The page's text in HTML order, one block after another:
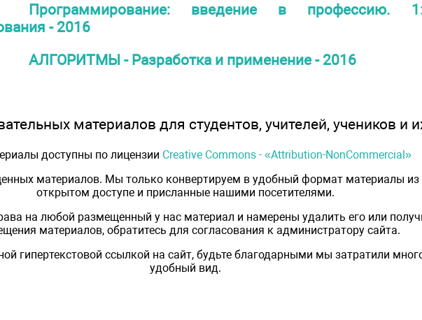
Программирование: введение в профессию.
- 2016
АЛГОРИТМЫ - Разработка и применение - 2016
материалов для студентов, учителей, учеников и
доступны по лицензии Creative Commons - «Attribution-NonCommercial»
материалов. Мы только конвертируем в удобный формат материалы из
открытом доступе и присланные нашими посетителями.
на любой размещенный у нас материал и намерены удалить его или
материалов, обратитесь для согласования к администратору сайта.
гипертекстовой ссылкой на сайт, будьте благодарными мы затратили
удобный вид.